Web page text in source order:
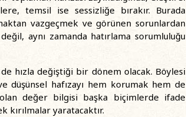
temsil ise sessizliğe bırakır. Burada
vazgeçmek ve görünen sorunlardan
aynı zamanda hatırlama sorumluluğu
hızla değiştiği bir dönem olacak. Böylesi
hafızayı hem korumak hem de
değer bilgisi başka biçimlerde ifade
kırılmalar yaratacaktır.